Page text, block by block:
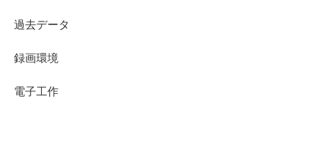
過去データ
録画環境
電子工作